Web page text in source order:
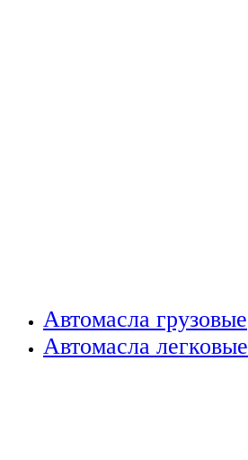
Автомасла грузовые
Автомасла легковые